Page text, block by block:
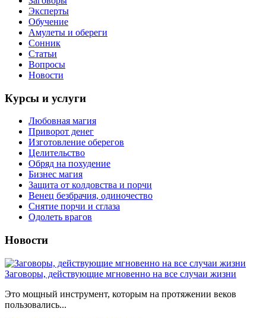
Эксперты
Обучение
Амулеты и обереги
Сонник
Статьи
Вопросы
Новости
Курсы и услуги
Любовная магия
Приворот денег
Изготовление оберегов
Целительство
Обряд на похудение
Бизнес магия
Защита от колдовства и порчи
Венец безбрачия, одиночество
Снятие порчи и сглаза
Одолеть врагов
Новости
Заговоры, действующие мгновенно на все случаи жизни
Это мощный инструмент, которым на протяжении веков
пользовались...